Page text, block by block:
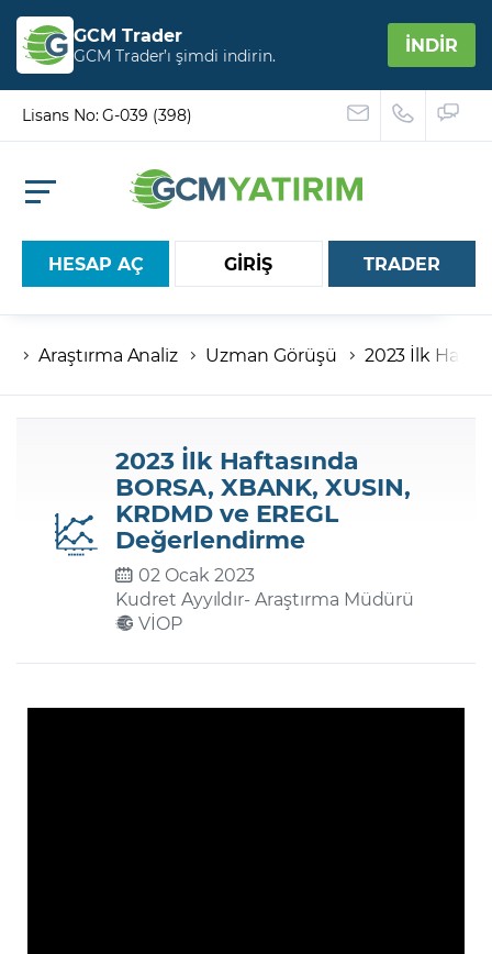
GCM Trader
GCM Trader’ı şimdi indirin. İNDİR
Lisans No: G-039 (398)
HESAP AÇ GİRİŞ
Hesap numaranız
Şifreniz
Şifremi Unuttum
TRADER
Araştırma Analiz Uzman Görüşü 2023 İlk
2023 İlk Haftasında
BORSA, XBANK, XUSIN,
KRDMD ve EREGL
Değerlendirme
02 Ocak 2023
Kudret Ayyıldır- Araştırma Müdürü
VİOP